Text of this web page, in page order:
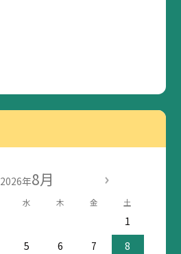
2026年8月
水 木 金 土
1
5 6 7
8